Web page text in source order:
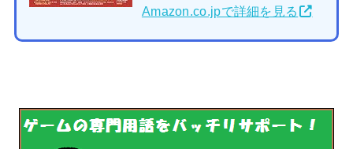
Amazon.co.jpで詳細を見る